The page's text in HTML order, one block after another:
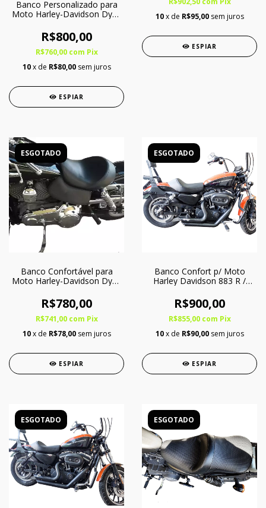
Banco Personalizado para
Moto Harley-Davidson Dyna
R$800,00
R$760,00 com Pix
10 x de R$80,00 sem juros
ESPIAR
10 x de R$95,00 sem juros
ESPIAR
ESGOTADO
Banco Confortável para
Moto Harley-Davidson Dyna
R$780,00
R$741,00 com Pix
10 x de R$78,00 sem juros
ESPIAR
ESGOTADO
Banco Confort p/ Moto
Harley Davidson 883 R /
Piloto
R$900,00
R$855,00 com Pix
10 x de R$90,00 sem juros
ESPIAR
ESGOTADO ESGOTADO